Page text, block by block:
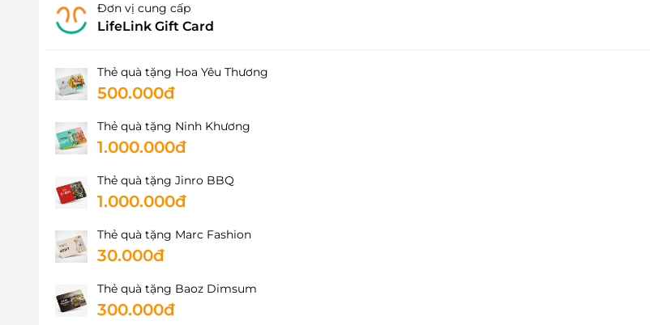
Đơn vị cung cấp
LifeLink Gift Card
Thẻ quà tặng Hoa Yêu Thương
500.000đ
Thẻ quà tặng Ninh Khương
1.000.000đ
Thẻ quà tặng Jinro BBQ
1.000.000đ
Thẻ quà tặng Marc Fashion
30.000đ
Thẻ quà tặng Baoz Dimsum
300.000đ